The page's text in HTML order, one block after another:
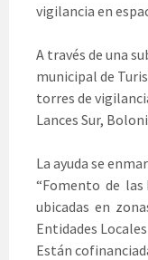
vigilancia en
A través de una
municipal de
torres de
Lances Sur,
La ayuda se
“Fomento de
ubicadas en
Entidades
Están